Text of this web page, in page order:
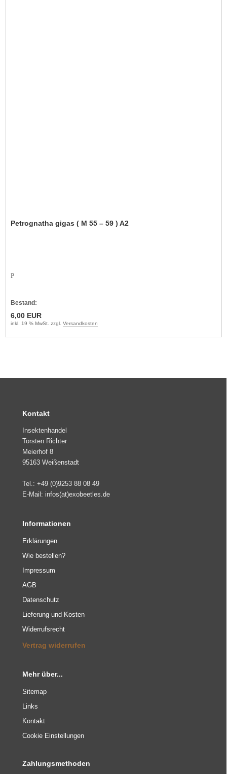
Petrognatha gigas ( M 55 – 59 ) A2
P
Bestand:
6,00 EUR
inkl. 19 % MwSt. zzgl. Versandkosten
Kontakt
Insektenhandel
Torsten Richter
Meierhof 8
95163 Weißenstadt
Tel.: +49 (0)9253 88 08 49
E-Mail: infos(at)exobeetles.de
Informationen
Erklärungen
Wie bestellen?
Impressum
AGB
Datenschutz
Lieferung und Kosten
Widerrufsrecht
Vertrag widerrufen
Mehr über...
Sitemap
Links
Kontakt
Cookie Einstellungen
Zahlungsmethoden